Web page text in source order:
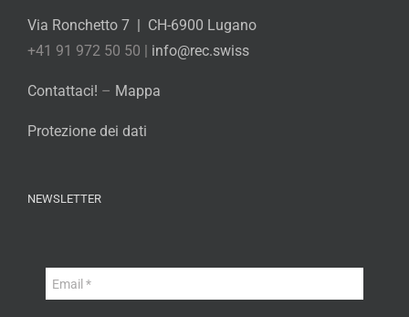
Via Ronchetto 7 | CH-6900 Lugano
+41 91 972 50 50 | info@rec.swiss
Contattaci! – Mappa
Protezione dei dati
NEWSLETTER